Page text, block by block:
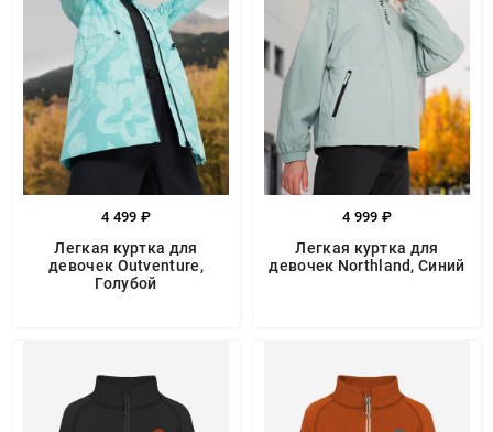
4 499 ₽
Легкая куртка для
девочек Outventure,
Голубой
4 999 ₽
Легкая куртка для
девочек Northland, Синий